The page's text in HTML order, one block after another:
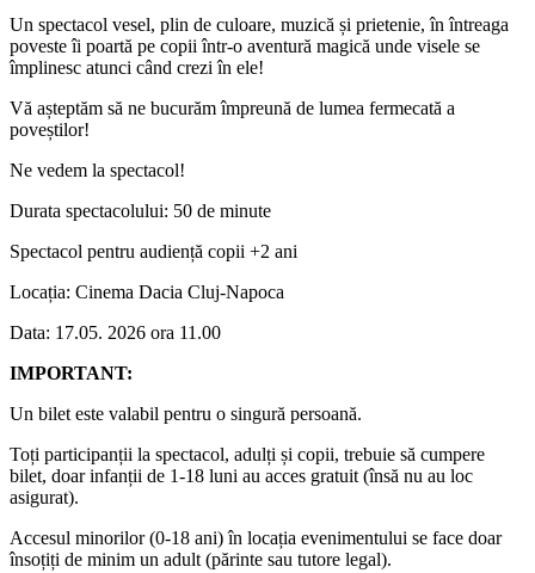
Un spectacol vesel, plin de culoare, muzică și prietenie, în întreaga
poveste îi poartă pe copii într-o aventură magică unde visele se
împlinesc atunci când crezi în ele!
Vă așteptăm să ne bucurăm împreună de lumea fermecată a
poveștilor!
Ne vedem la spectacol!
Durata spectacolului: 50 de minute
Spectacol pentru audiență copii +2 ani
Locația: Cinema Dacia Cluj-Napoca
Data: 17.05. 2026 ora 11.00
IMPORTANT:
Un bilet este valabil pentru o singură persoană.
Toți participanții la spectacol, adulți și copii, trebuie să cumpere
bilet, doar infanții de 1-18 luni au acces gratuit (însă nu au loc
asigurat).
Accesul minorilor (0-18 ani) în locația evenimentului se face doar
însoțiți de minim un adult (părinte sau tutore legal).